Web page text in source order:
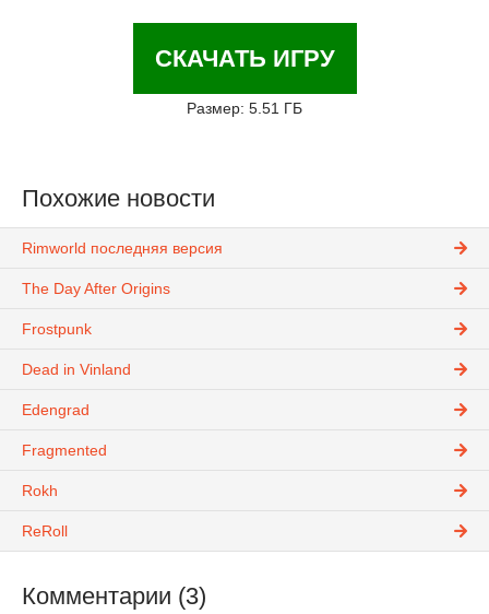
СКАЧАТЬ ИГРУ
Размер: 5.51 ГБ
Похожие новости
Rimworld последняя версия
The Day After Origins
Frostpunk
Dead in Vinland
Edengrad
Fragmented
Rokh
ReRoll
Комментарии (3)